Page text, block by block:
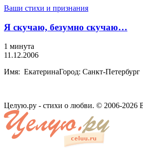
Ваши стихи и признания
Я скучаю, безумно скучаю…
1 минута
11.12.2006
Имя: ЕкатеринаГород: Санкт-Петербург
Целую.ру - стихи о любви. © 2006-2026